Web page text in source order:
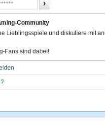
Community
Lieblingsspiele und diskutiere mit
Fans sind dabei!